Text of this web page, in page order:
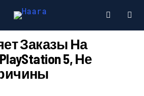
Заказы На
5, Не